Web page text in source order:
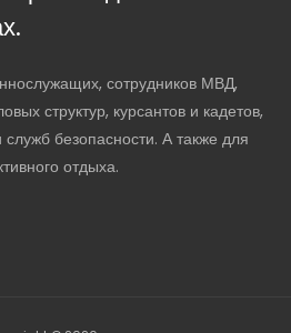
сотрудников МВД,
структур, курсантов и кадетов,
безопасности. А также для
отдыха.